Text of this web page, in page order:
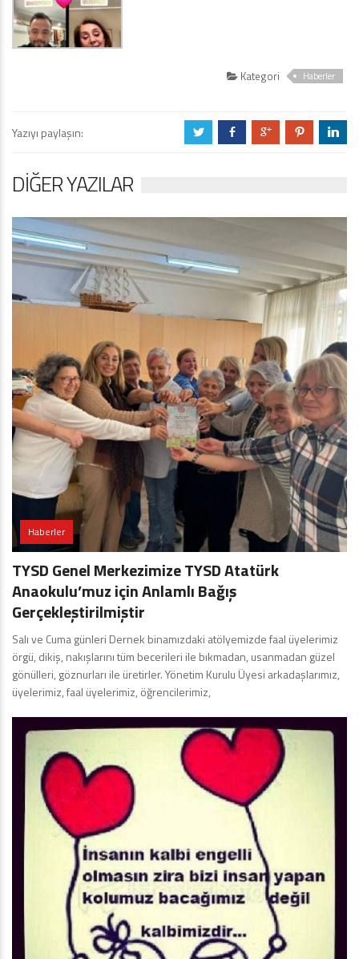
Kategori Haberler
Yazıyı paylaşın: a b c d j
DIĞER YAZILAR
Haberler
TYSD Genel Merkezimize TYSD Atatürk
Anaokulu’muz için Anlamlı Bağış
Gerçekleştirilmiştir
Salı ve Cuma günleri Dernek binamızdaki atölyemizde faal üyelerimiz
örgü, dikiş, nakışlarını tüm becerileri ile bıkmadan, usanmadan güzel
gönülleri, göznurları ile üretirler. Yönetim Kurulu Üyesi arkadaşlarımız,
üyelerimiz, faal üyelerimiz, öğrencilerimiz,